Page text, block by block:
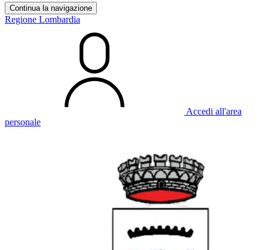
Continua la navigazione
Regione Lombardia
Accedi all'area
personale